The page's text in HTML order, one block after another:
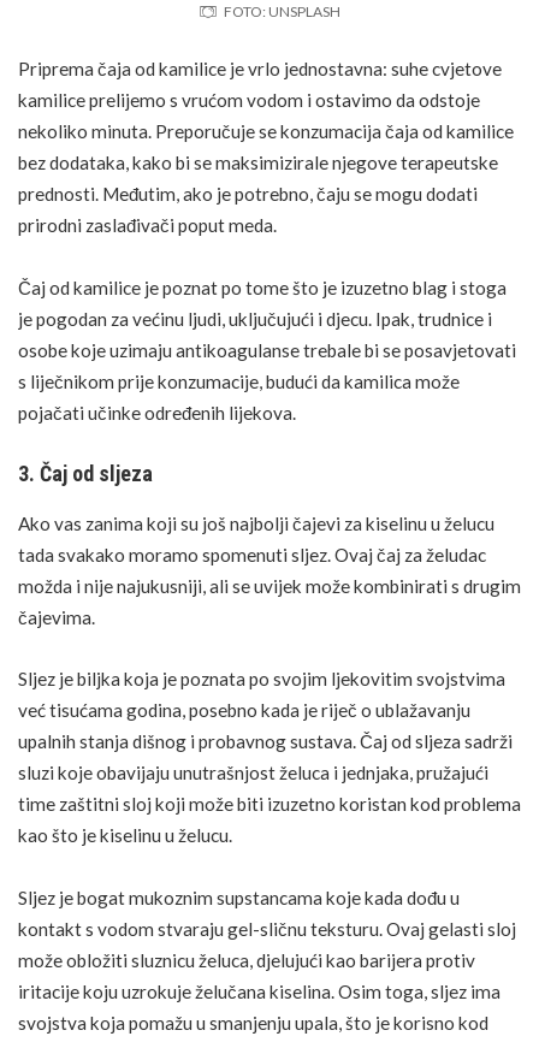
FOTO: UNSPLASH
Priprema čaja od kamilice je vrlo jednostavna: suhe cvjetove
kamilice prelijemo s vrućom vodom i ostavimo da odstoje
nekoliko minuta. Preporučuje se konzumacija čaja od kamilice
bez dodataka, kako bi se maksimizirale njegove terapeutske
prednosti. Međutim, ako je potrebno, čaju se mogu dodati
prirodni zaslađivači poput meda.
Čaj od kamilice je poznat po tome što je izuzetno blag i stoga
je pogodan za većinu ljudi, uključujući i djecu. Ipak, trudnice i
osobe koje uzimaju antikoagulanse trebale bi se posavjetovati
s liječnikom prije konzumacije, budući da kamilica može
pojačati učinke određenih lijekova.
3. Čaj od sljeza
Ako vas zanima koji su još najbolji čajevi za kiselinu u želucu
tada svakako moramo spomenuti sljez. Ovaj čaj za želudac
možda i nije najukusniji, ali se uvijek može kombinirati s drugim
čajevima.
Sljez je biljka koja je poznata po svojim ljekovitim svojstvima
već tisućama godina, posebno kada je riječ o ublažavanju
upalnih stanja dišnog i probavnog sustava. Čaj od sljeza sadrži
sluzi koje obavijaju unutrašnjost želuca i jednjaka, pružajući
time zaštitni sloj koji može biti izuzetno koristan kod problema
kao što je kiselinu u želucu.
Sljez je bogat mukoznim supstancama koje kada dođu u
kontakt s vodom stvaraju gel-sličnu teksturu. Ovaj gelasti sloj
može obložiti sluznicu želuca, djelujući kao barijera protiv
iritacije koju uzrokuje želučana kiselina. Osim toga, sljez ima
svojstva koja pomažu u smanjenju upala, što je korisno kod